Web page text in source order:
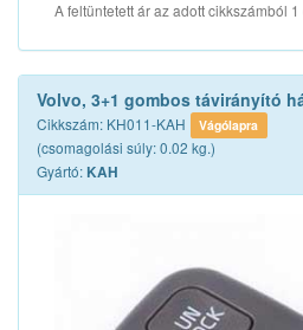
A feltüntetett ár az adott cikkszámból
Volvo, 3+1 gombos távirányító
Cikkszám: KH011-KAH Vágólapra
(csomagolási súly: 0.02 kg.)
Gyártó: KAH